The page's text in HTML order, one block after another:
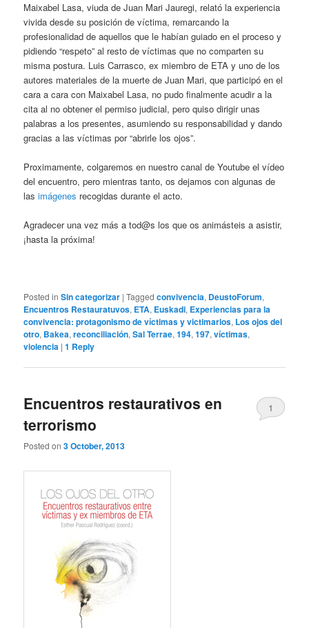
Maixabel Lasa, viuda de Juan Mari Jauregi, relató la experiencia
vivida desde su posición de víctima, remarcando la
profesionalidad de aquellos que le habían guiado en el proceso y
pidiendo “respeto” al resto de víctimas que no comparten su
misma postura. Luis Carrasco, ex miembro de ETA y uno de los
autores materiales de la muerte de Juan Mari, que participó en el
cara a cara con Maixabel Lasa, no pudo finalmente acudir a la
cita al no obtener el permiso judicial, pero quiso dirigir unas
palabras a los presentes, asumiendo su responsabilidad y dando
gracias a las víctimas por “abrirle los ojos”.
Proximamente, colgaremos en nuestro canal de Youtube el vídeo
del encuentro, pero mientras tanto, os dejamos con algunas de
lasimágenes recogidas durante el acto.
Agradecer una vez más a tod@s los que os animásteis a asistir,
¡hasta la próxima!
Posted in Sin categorizar |Tagged convivencia, DeustoForum,
Encuentros Restauratuvos, ETA, Euskadi, Experiencias para la
convivencia: protagonismo de víctimas y victimarios, Los ojos del
otro, Bakea,reconciliación,Sal Terrae,194,197,víctimas,
violencia |1 Reply
Encuentros restaurativos en
terrorismo
Posted on3 October, 2013
1